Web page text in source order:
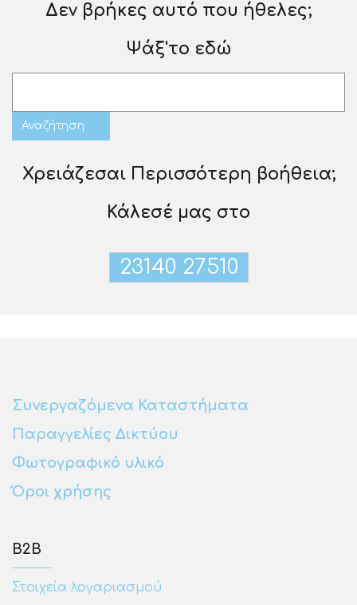
Δεν βρήκες αυτό που ήθελες;
Ψάξ'το εδώ
Χρειάζεσαι Περισσότερη βοήθεια;
Κάλεσέ μας στο
23140 27510
Συνεργαζόμενα Καταστήματα
Παραγγελίες Δικτύου
Φωτογραφικό υλικό
Όροι χρήσης
Β2Β
Στοιχεία λογαριασμού